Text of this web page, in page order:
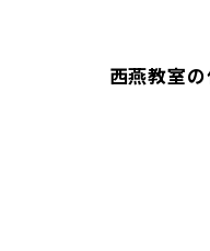
西燕教室